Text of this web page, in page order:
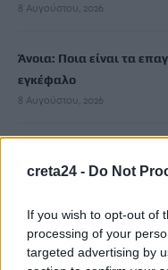
creta24 - Do Not
If you wish to opt-out of
processing of your
targeted advertising by
8 Αυγούστου, 2026
Άνοια: Ποια είναι τα
εγκέφαλο
8 Αυγούστου, 2026
Η προϋπόθεση
Θεατρική αφήγηση
Κεφαλά